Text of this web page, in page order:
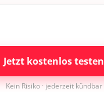
Jetzt kostenlos testen
Kein Risiko · jederzeit kündbar